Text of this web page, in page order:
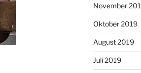
November
Oktober 2019
August 2019
Juli 2019